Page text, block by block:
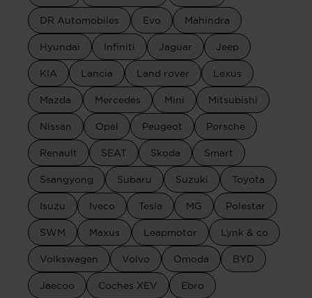
DR Automobiles Evo Mahindra
Hyundai Infiniti Jaguar Jeep
KIA Lancia Land rover Lexus
Mazda Mercedes Mini Mitsubishi
Nissan Opel Peugeot Porsche
Renault SEAT Skoda Smart
Ssangyong Subaru Suzuki Toyota
Isuzu Iveco Tesla MG Polestar
SWM Maxus Leapmotor Lynk & co
Volkswagen Volvo Omoda BYD
Jaecoo Coches XEV Ebro